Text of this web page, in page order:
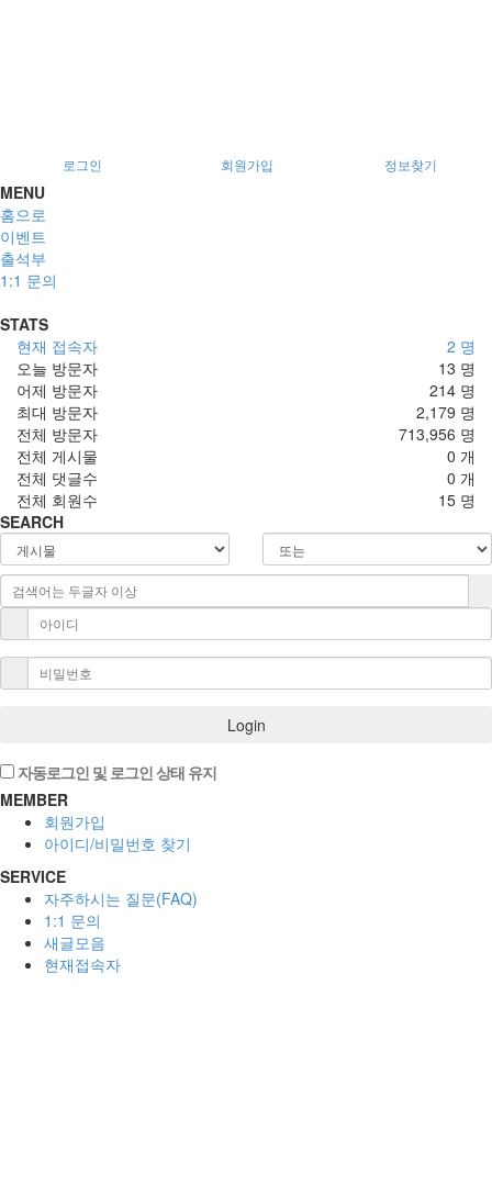
로그인 회원가입 정보찾기
MENU
홈으로
이벤트
출석부
1:1 문의
STATS
2 명
현재 접속자
13 명
오늘 방문자
214 명
어제 방문자
2,179 명
최대 방문자
713,956 명
전체 방문자
0 개
전체 게시물
0 개
전체 댓글수
15 명
전체 회원수
SEARCH
Login
자동로그인 및 로그인 상태 유지
MEMBER
회원가입
아이디/비밀번호 찾기
SERVICE
자주하시는 질문(FAQ)
1:1 문의
새글모음
현재접속자